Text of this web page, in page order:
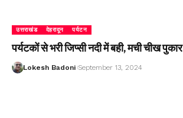
उत्तराखंड देहरादून पर्यटन
पर्यटकों से भरी जिप्सी नदी में बही, मची चीख पुकार
Lokesh Badoni September 13, 2024